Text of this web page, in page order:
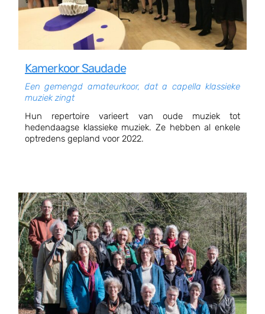
Kamerkoor Saudade
Een gemengd amateurkoor, dat a capella klassieke
muziek zingt
Hun repertoire varieert van oude muziek tot
hedendaagse klassieke muziek. Ze hebben al enkele
optredens gepland voor 2022.